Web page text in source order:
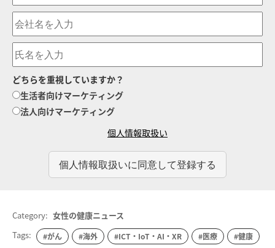
どちらを重視していますか？
生活者向けマーケティング
法人向けマーケティング
個人情報取扱い
Category: 女性の健康ニュース
Tags:
#がん #海外 #ICT・IoT・AI・XR #医療 #健康